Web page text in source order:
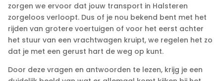
zorgen we ervoor dat jouw transport in Halsteren
zorgeloos verloopt.​ Dus of je nou bekend bent met het
rijden van grotere voertuigen of voor het eerst achter
het stuur van een vrachtwagen kruipt, we regelen het zo
dat je met een gerust hart de weg op kunt.​
Door deze vragen en antwoorden te lezen, krijg je een